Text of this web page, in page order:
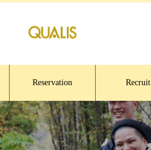
Reservation Recruit